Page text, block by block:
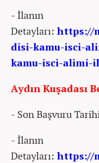
- İlanın
Detayları: https://
disi-kamu-isci-
kamu-isci-alimi-
Aydın Kuşadası
- Son Başvuru
- İlanın
Detayları: https://